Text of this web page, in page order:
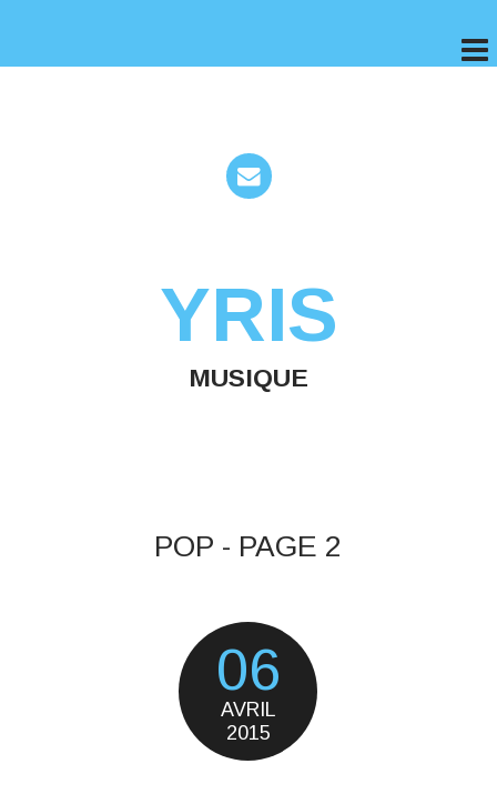
YRIS
MUSIQUE
POP - PAGE 2
06
AVRIL
2015